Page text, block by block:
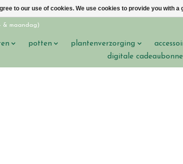
& maandag)
potten plantenverzorging
digitale
to our use of cookies. We use cookies to provide you with